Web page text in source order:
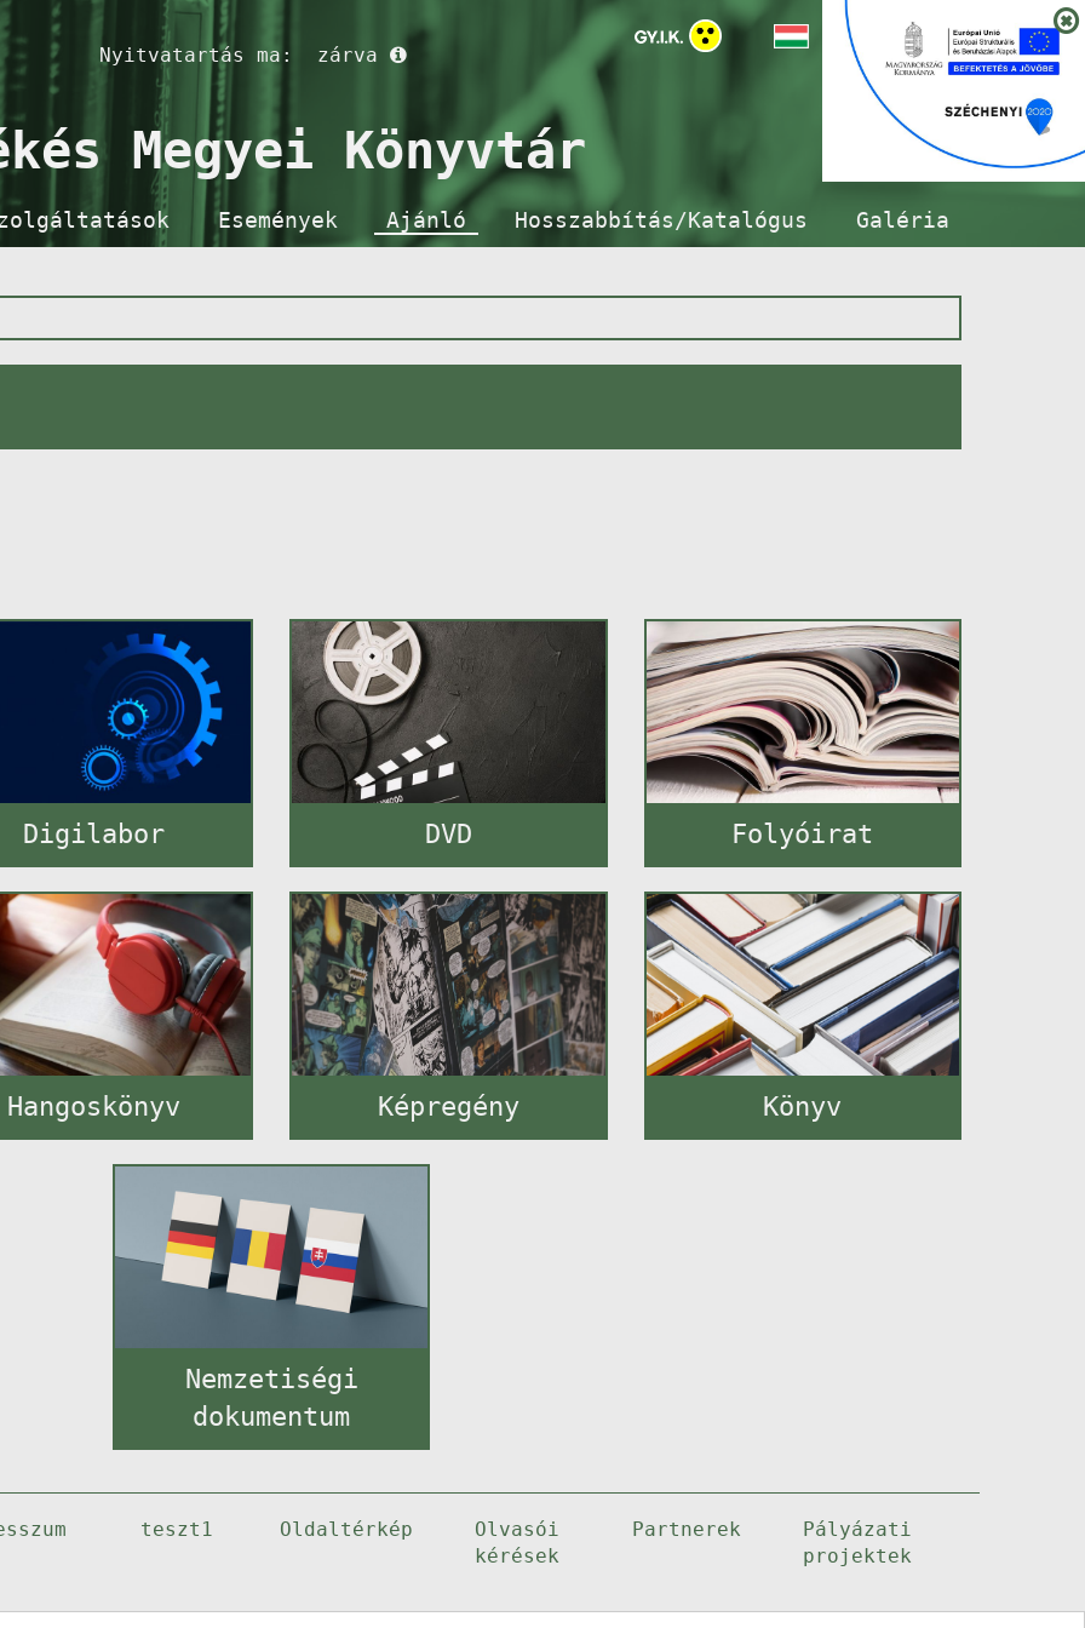
Nyitvatartás ma: zárva
Megyei Könyvtár
Események Ajánló Hosszabbítás/Katalógus Galéria
Digilabor DVD Folyóirat
Hangoskönyv Képregény Könyv
Nemzetiségi
dokumentum
teszt1 Oldaltérkép
Olvasói
kérések
Partnerek
Pályázati
projektek